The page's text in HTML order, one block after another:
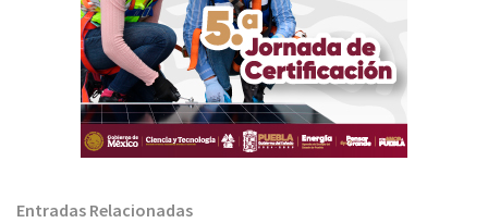
Entradas Relacionadas